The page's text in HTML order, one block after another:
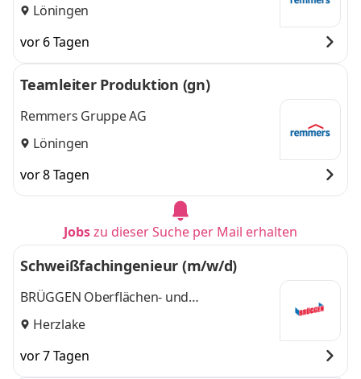
Löningen
vor 6 Tagen
Teamleiter Produktion (gn)
Remmers Gruppe AG
Löningen
vor 8 Tagen
Jobszu dieser Suche per Mail erhalten
Schweißfachingenieur (m/w/d)
BRÜGGEN Oberflächen- und
Systemlieferant GmbH
Herzlake
vor 7 Tagen